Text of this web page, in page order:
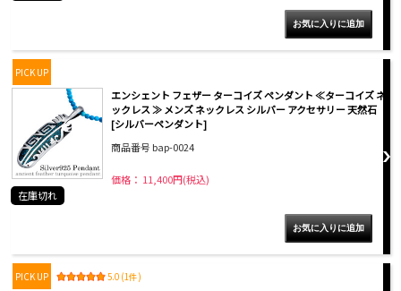
PICK UP
エンシェント フェザー ターコイズ ペンダント ≪ターコイズ ネ
ックレス ≫ メンズ ネックレス シルバー アクセサリー 天然石
[シルバーペンダント]
商品番号 bap-0024
価格： 11,400円(税込)
在庫切れ
PICK UP 5.0 (1件)